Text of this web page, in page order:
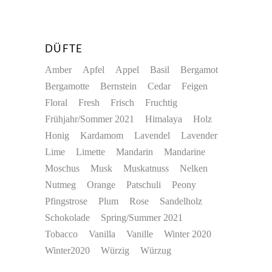
DÜFTE
Amber
Apfel Appel Basil
Bergamot
Bergamotte
Bernstein Cedar
Feigen
Floral
Fresh Frisch
Fruchtig
Frühjahr/Sommer 2021
Himalaya
Holz
Honig
Kardamom Lavendel
Lavender
Lime
Limette Mandarin
Mandarine
Moschus
Musk Muskatnuss
Nelken
Nutmeg
Orange Patschuli
Peony
Pfingstrose
Plum Rose
Sandelholz
Schokolade
Spring/Summer 2021
Tobacco
Vanilla Vanille
Winter 2020
Winter2020
Würzig Würzug